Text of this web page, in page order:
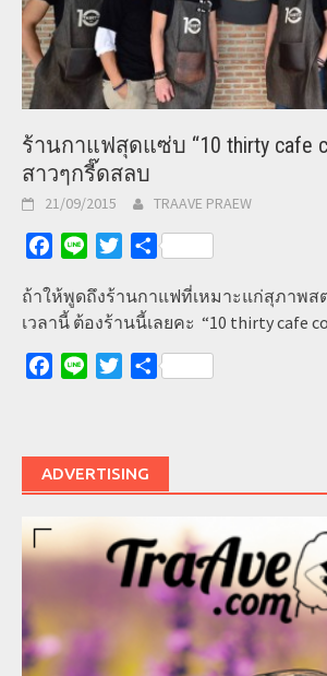
ร้านกาแฟสุดแซ่บ “10 thirty cafe
สาวๆกรี๊ดสลบ
21/09/2015 TRAAVE PRAEW
Facebook
Line TwitterShare
ถ้าให้พูดถึงร้านกาแฟที่เหมาะแก่สุภาพส
เวลานี้ ต้องร้านนี้เลยคะ “10 thirty cafe
Facebook
Line TwitterShare
ADVERTISING